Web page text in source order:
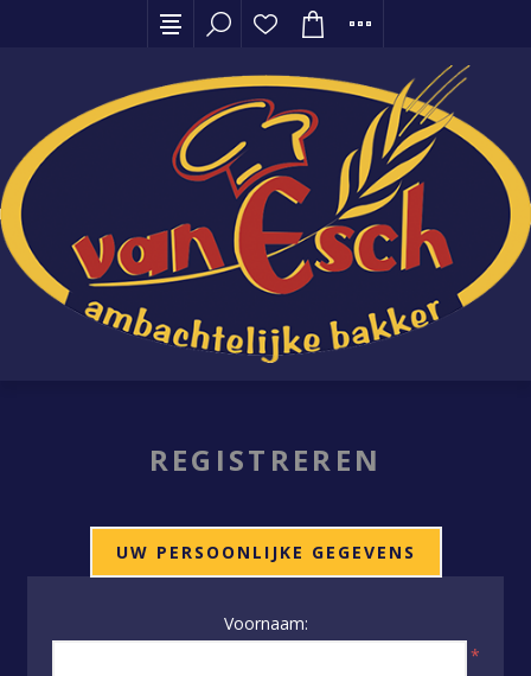
REGISTREREN
UW PERSOONLIJKE GEGEVENS
Voornaam:
*